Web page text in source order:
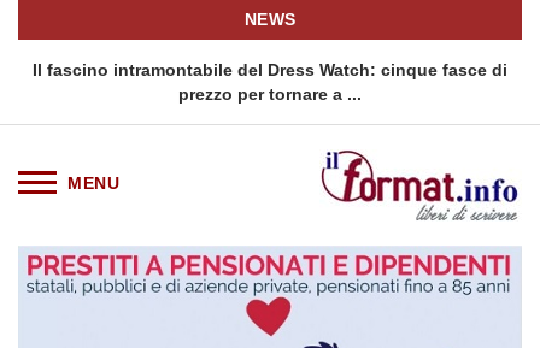
NEWS
Il fascino intramontabile del Dress Watch: cinque fasce di
prezzo per tornare a ...